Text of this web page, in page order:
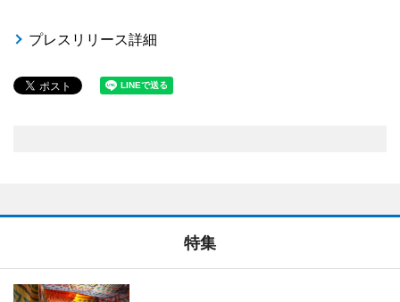
プレスリリース詳細
特集